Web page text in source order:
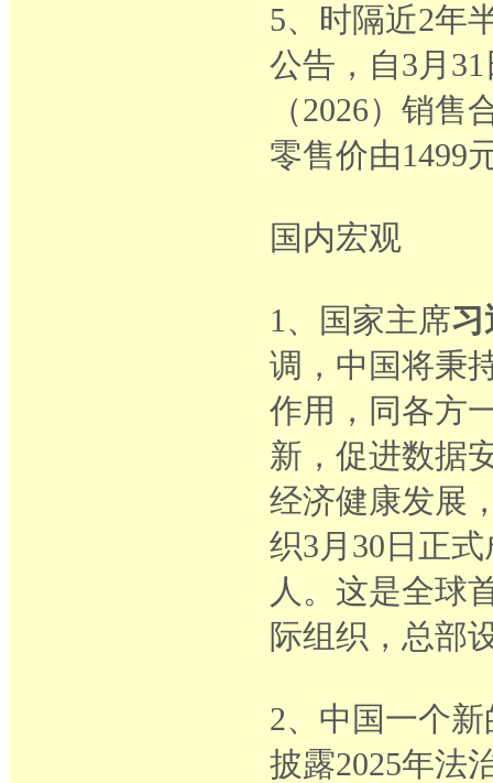
5、时隔近2年
公告，自3月
（2026）销
零售价由1499
国内宏观
1、国家主席习
调，中国将秉
作用，同各方
新，促进数据
经济健康发展
织3月30日正
人。这是全球
际组织，总部
2、中国一个
披露2025年法